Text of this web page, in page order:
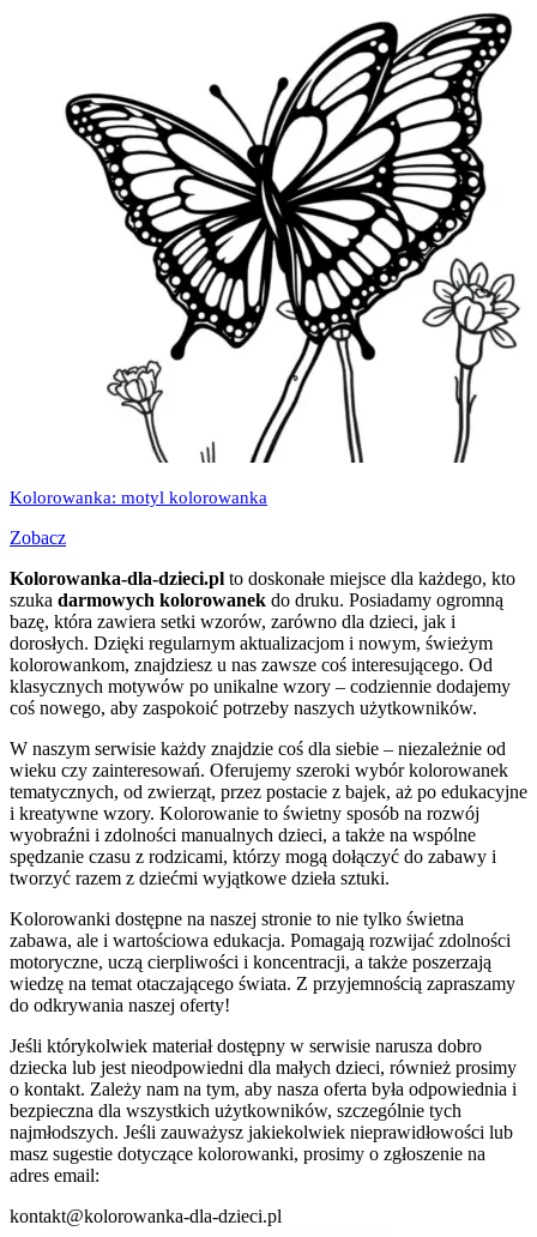
Kolorowanka: motyl kolorowanka
Zobacz
Kolorowanka-dla-dzieci.pl to doskonałe miejsce dla każdego, kto
szuka darmowych kolorowanek do druku. Posiadamy ogromną
bazę, która zawiera setki wzorów, zarówno dla dzieci, jak i
dorosłych. Dzięki regularnym aktualizacjom i nowym, świeżym
kolorowankom, znajdziesz u nas zawsze coś interesującego. Od
klasycznych motywów po unikalne wzory – codziennie dodajemy
coś nowego, aby zaspokoić potrzeby naszych użytkowników.
W naszym serwisie każdy znajdzie coś dla siebie – niezależnie od
wieku czy zainteresowań. Oferujemy szeroki wybór kolorowanek
tematycznych, od zwierząt, przez postacie z bajek, aż po edukacyjne
i kreatywne wzory. Kolorowanie to świetny sposób na rozwój
wyobraźni i zdolności manualnych dzieci, a także na wspólne
spędzanie czasu z rodzicami, którzy mogą dołączyć do zabawy i
tworzyć razem z dziećmi wyjątkowe dzieła sztuki.
Kolorowanki dostępne na naszej stronie to nie tylko świetna
zabawa, ale i wartościowa edukacja. Pomagają rozwijać zdolności
motoryczne, uczą cierpliwości i koncentracji, a także poszerzają
wiedzę na temat otaczającego świata. Z przyjemnością zapraszamy
do odkrywania naszej oferty!
Jeśli którykolwiek materiał dostępny w serwisie narusza dobro
dziecka lub jest nieodpowiedni dla małych dzieci, również prosimy
o kontakt. Zależy nam na tym, aby nasza oferta była odpowiednia i
bezpieczna dla wszystkich użytkowników, szczególnie tych
najmłodszych. Jeśli zauważysz jakiekolwiek nieprawidłowości lub
masz sugestie dotyczące kolorowanki, prosimy o zgłoszenie na
adres email:
kontakt@kolorowanka-dla-dzieci.pl